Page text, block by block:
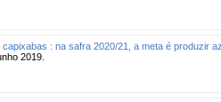
: na safra 2020/21, a meta é produzir
2019.